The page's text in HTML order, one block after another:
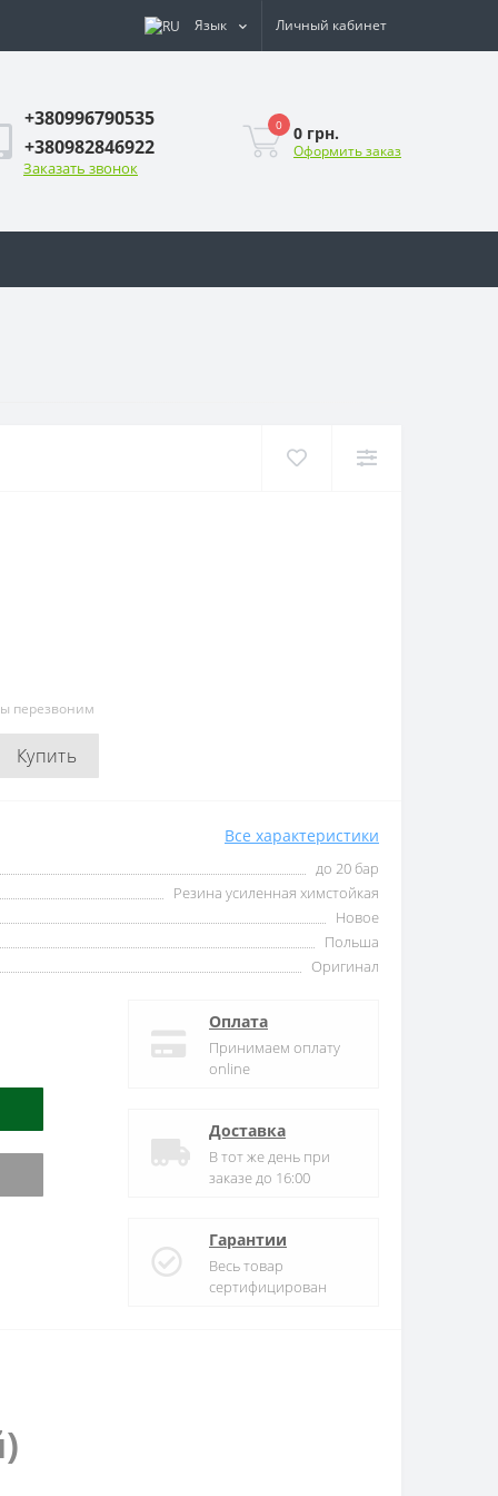
Язык Личный кабинет
+380996790535
+380982846922
Заказать звонок
0 0 грн.
Оформить заказ
перезвоним
Купить
Все характеристики
до 20 бар
Резина усиленная химстойкая
Новое
Польша
Оригинал
Оплата
Принимаем оплату
online
Доставка
В тот же день при
заказе до 16:00
Гарантии
Весь товар
сертифицирован